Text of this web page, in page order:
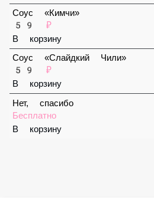
Соус «Ореховый»
59 ₽
В корзину
Соус «Кимчи»
59 ₽
В корзину
Соус «Слайдкий Чили»
В корзину